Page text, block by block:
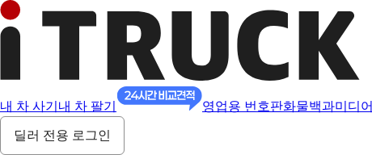
내 차 사기 내 차 팔기 영업용 번호판화물백과미디어
딜러 전용 로그인